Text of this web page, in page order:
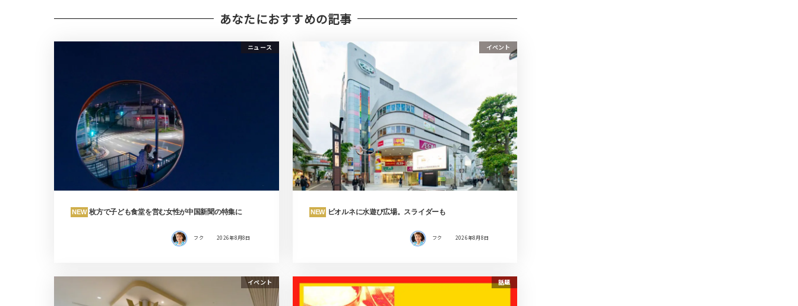
あなたにおすすめの記事
ニュース
NEW 枚方で子ども食堂を営む女性が中国新聞の特集に
フク 2026年8月8日
イベント
NEW ビオルネに水遊び広場。スライダーも
フク 2026年8月8日
イベント 話題